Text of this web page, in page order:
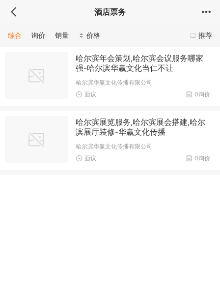
酒店票务
推荐
综合 询价 销量 价格
哈尔滨年会策划,哈尔滨会议服务哪家
强-哈尔滨华赢文化当仁不让
哈尔滨华赢文化传播有限公司
0询价
面议
哈尔滨展览服务,哈尔滨展会搭建,哈尔
滨展厅装修-华赢文化传播
哈尔滨华赢文化传播有限公司
0询价
面议